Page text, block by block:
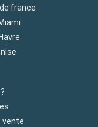
france
vente